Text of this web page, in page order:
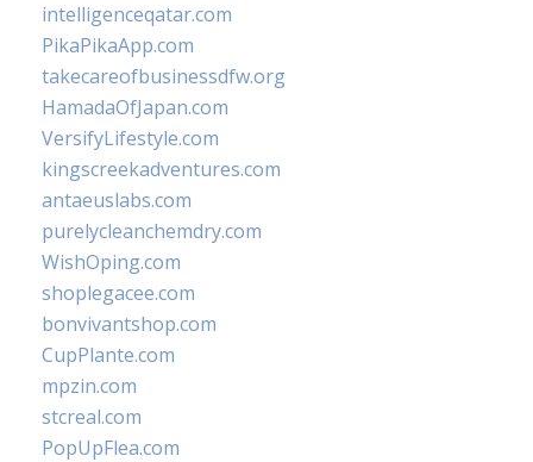
intelligenceqatar.com
PikaPikaApp.com
takecareofbusinessdfw.org
HamadaOfJapan.com
VersifyLifestyle.com
kingscreekadventures.com
antaeuslabs.com
purelycleanchemdry.com
WishOping.com
shoplegacee.com
bonvivantshop.com
CupPlante.com
mpzin.com
stcreal.com
PopUpFlea.com